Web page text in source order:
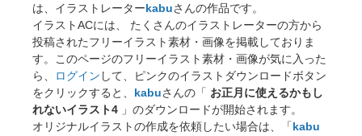
は、イラストレーターkabuさんの作品です。
イラストACには、 たくさんのイラストレーターの方から
投稿されたフリーイラスト素材・画像を掲載しておりま
す。このページのフリーイラスト素材・画像が気に入った
ら、
ログイン して、ピンクのイラストダウンロードボタン
をクリックすると、 kabuさんの「 お正月に使えるかもし
れないイラスト4 」のダウンロードが開始されます。
オリジナルイラストの作成を依頼したい場合は、「kabu